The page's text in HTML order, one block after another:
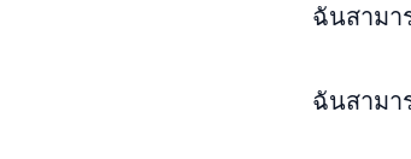
ฉันสามา
ฉันสามา